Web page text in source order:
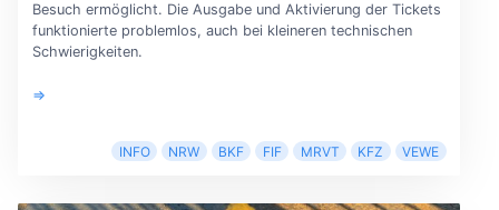
Besuch ermöglicht. Die Ausgabe und Aktivierung der Tickets
funktionierte problemlos, auch bei kleineren technischen
Schwierigkeiten.
⇒
INFO NRW BKF FIF MRVT KFZ VEWE